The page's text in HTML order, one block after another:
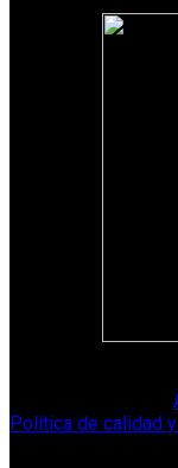
Política de calidad